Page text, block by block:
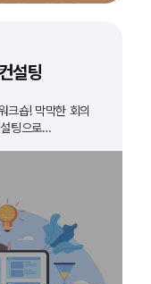
설팅
크숍! 막막한 회의
팅으로